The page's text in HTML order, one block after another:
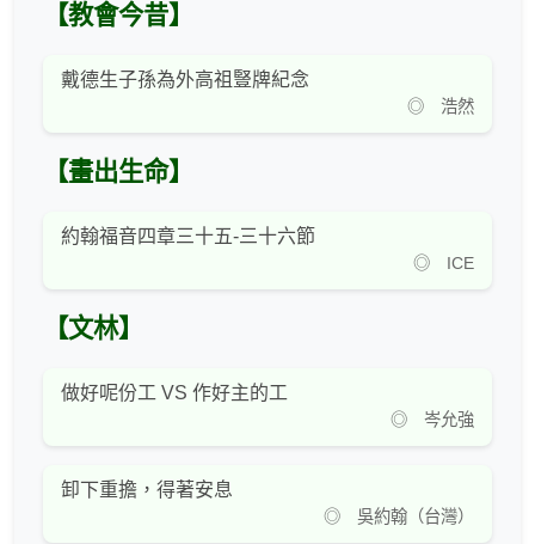
【教會今昔】
戴德生子孫為外高祖豎牌紀念
◎ 浩然
【畫出生命】
約翰福音四章三十五-三十六節
◎ ICE
【文林】
做好呢份工 VS 作好主的工
◎ 岑允強
卸下重擔，得著安息
◎ 吳約翰（台灣）